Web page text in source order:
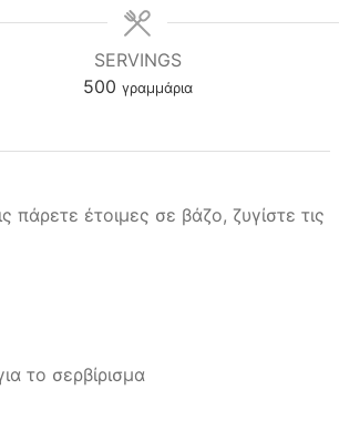
SERVINGS
500 γραμμάρια
πάρετε έτοιμες σε βάζο, ζυγίστε τις
το σερβίρισμα